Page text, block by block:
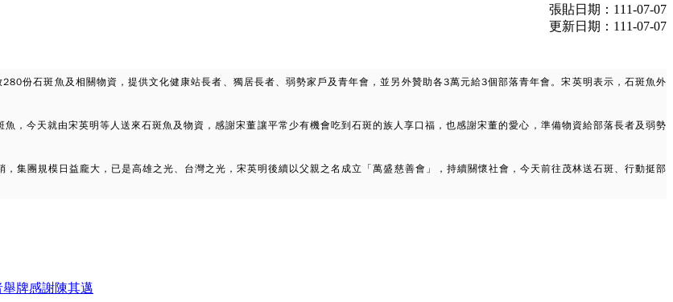
張貼日期：111-07-07
更新日期：111-07-07
280份石斑魚及相關物資，提供文化健康站長者、獨居長者、弱勢家戶及青年會，並另外贊助各3萬元給3個部落青年會。宋英明表示，石斑魚外
，今天就由宋英明等人送來石斑魚及物資，感謝宋董讓平常少有機會吃到石斑的族人享口福，也感謝宋董的愛心，準備物資給部落長者及弱勢
集團規模日益龐大，已是高雄之光、台灣之光，宋英明後續以父親之名成立「萬盛慈善會」，持續關懷社會，今天前往茂林送石斑、行動挺部
牌感謝陳其邁